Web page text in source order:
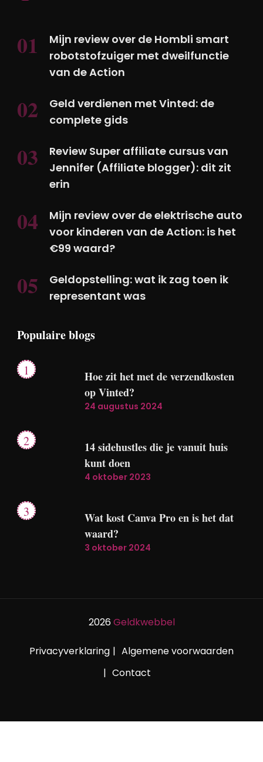
Mijn review over de Hombli smart
robotstofzuiger met dweilfunctie
van de Action
Geld verdienen met Vinted: de
complete gids
Review Super affiliate cursus van
Jennifer (Affiliate blogger): dit zit
erin
Mijn review over de elektrische auto
voor kinderen van de Action: is het
€99 waard?
Geldopstelling: wat ik zag toen ik
representant was
Populaire blogs
Hoe zit het met de verzendkosten
op Vinted?
24 augustus 2024
14 sidehustles die je vanuit huis
kunt doen
4 oktober 2023
Wat kost Canva Pro en is het dat
waard?
3 oktober 2024
2026Geldkwebbel
Privacyverklaring
Algemene voorwaarden
Contact